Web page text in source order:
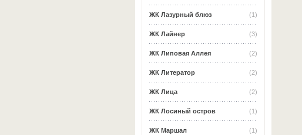
(1)
ЖК Лазурный блюз
(3)
ЖК Лайнер
(2)
ЖК Липовая Аллея
(2)
ЖК Литератор
(2)
ЖК Лица
(1)
ЖК Лосиный остров
(1)
ЖК Маршал